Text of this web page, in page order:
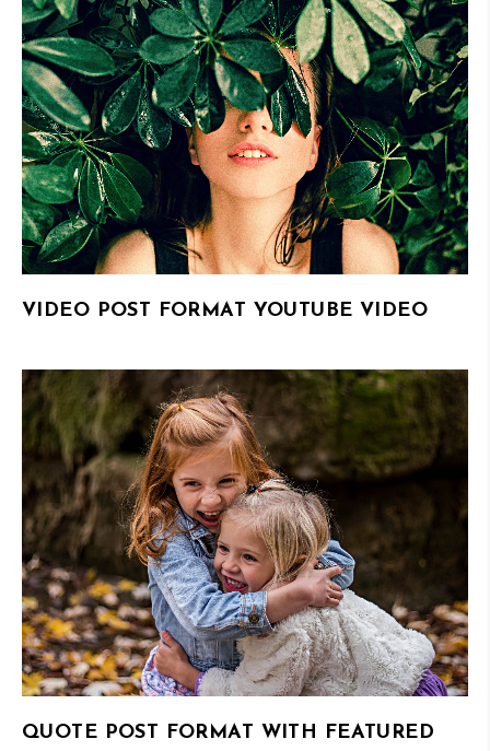
VIDEO POST FORMAT YOUTUBE VIDEO
QUOTE POST FORMAT WITH FEATURED